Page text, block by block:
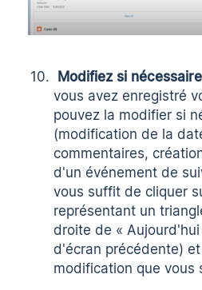
Modifiez si
vous avez enregistré
pouvez la modifier si
(modification de la
commentaires,
d'un événement de
vous suffit de cliquer
représentant un
droite de «
d'écran précédente)
modification que vous